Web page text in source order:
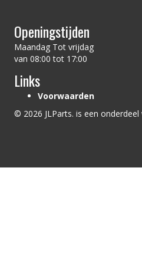
Openingstijden
Maandag Tot vrijdag
van 08:00 tot 17:00
Links
Voorwaarden
© 2026 JLParts. is een onderdeel